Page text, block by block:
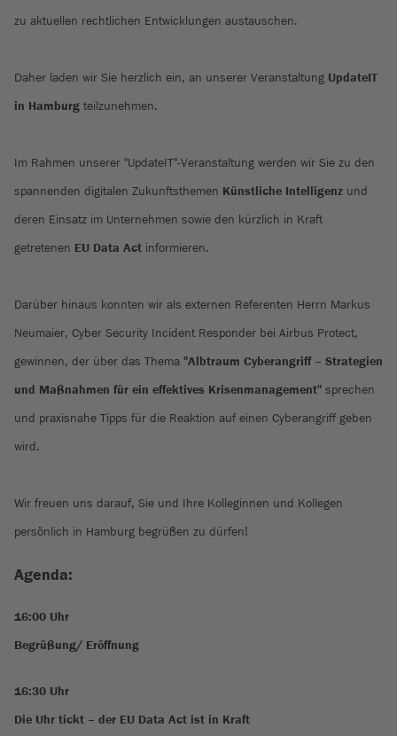
zu aktuellen rechtlichen Entwicklungen austauschen.
Daher laden wir Sie herzlich ein, an unserer Veranstaltung UpdateIT
in Hamburg teilzunehmen.
Im Rahmen unserer "UpdateIT"-Veranstaltung werden wir Sie zu den
spannenden digitalen Zukunftsthemen Künstliche Intelligenz und
deren Einsatz im Unternehmen sowie den kürzlich in Kraft
getretenen EU Data Act informieren.
Darüber hinaus konnten wir als externen Referenten Herrn Markus
Neumaier, Cyber Security Incident Responder bei Airbus Protect,
gewinnen, der über das Thema "Albtraum Cyberangriff – Strategien
und Maßnahmen für ein effektives Krisenmanagement" sprechen
und praxisnahe Tipps für die Reaktion auf einen Cyberangriff geben
wird.
Wir freuen uns darauf, Sie und Ihre Kolleginnen und Kollegen
persönlich in Hamburg begrüßen zu dürfen!
Agenda:
16:00 Uhr
Begrüßung/ Eröffnung
16:30 Uhr
Die Uhr tickt – der EU Data Act ist in Kraft